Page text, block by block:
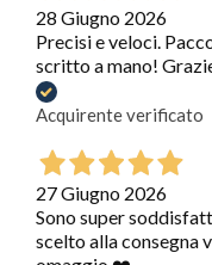
28 Giugno 2026
Precisi e veloci.
scritto a mano!
Acquirente verificato
27 Giugno 2026
Sono super
scelto alla consegna